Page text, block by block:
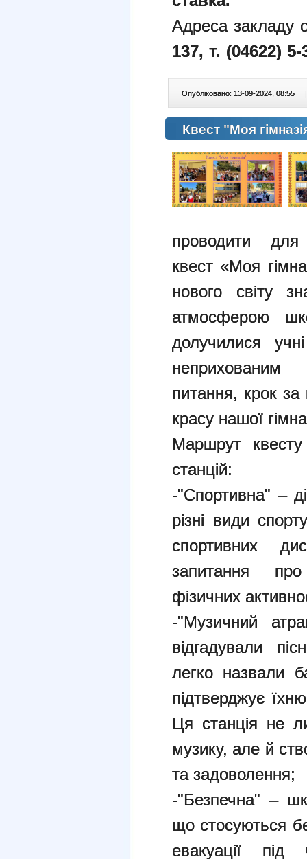
Адреса закладу
137, т. (04622) 5-
Опубліковано: 13-09-2024, 08:55 |
Квест "Моя
проводити для
квест «Моя
нового світу
атмосферою
долучилися
неприхованим
питання, крок за
красу нашої
Маршрут
станцій:
-"Спортивна" –
різні види
спортивних
запитання про
фізичних
-"Музичний
відгадували
легко назвали
підтверджує
Ця станція не
музику, але й
та задоволення;
-"Безпечна" –
що стосуються
евакуації